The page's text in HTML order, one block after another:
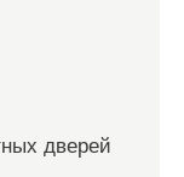
дверей